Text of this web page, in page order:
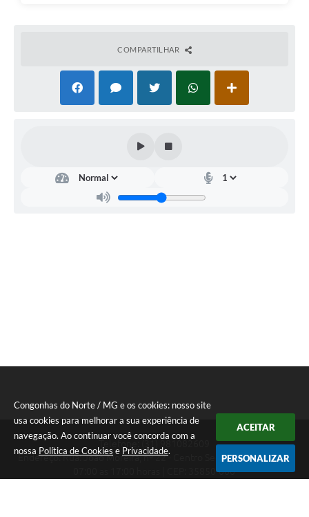
Congonhas do Norte / MG e os cookies: nosso site
usa cookies para melhorar a sua experiência de
navegação. Ao continuar você concorda com a
nossa Política de Cookies e Privacidade.
ACEITAR
PERSONALIZAR
COMPARTILHAR
Endereço: Rua: João Moreira, nº 22 - Centro Segunda a Sexta das
07:00 as 17:00 horas | CEP: 35850-000